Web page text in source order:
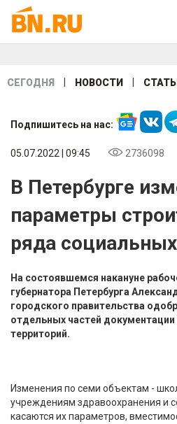
СЕГОДНЯ НОВОСТИ
Подпишитесь на нас:
05.07.2022 | 09:45 2736098
В Петербурге
параметры
ряда
На состоявшемся накануне
губернатора Петербурга
городского правительства
отдельных частей документации
территорий.
Изменения по семи объектам -
учреждениям здравоохранения и
касаются их параметров,